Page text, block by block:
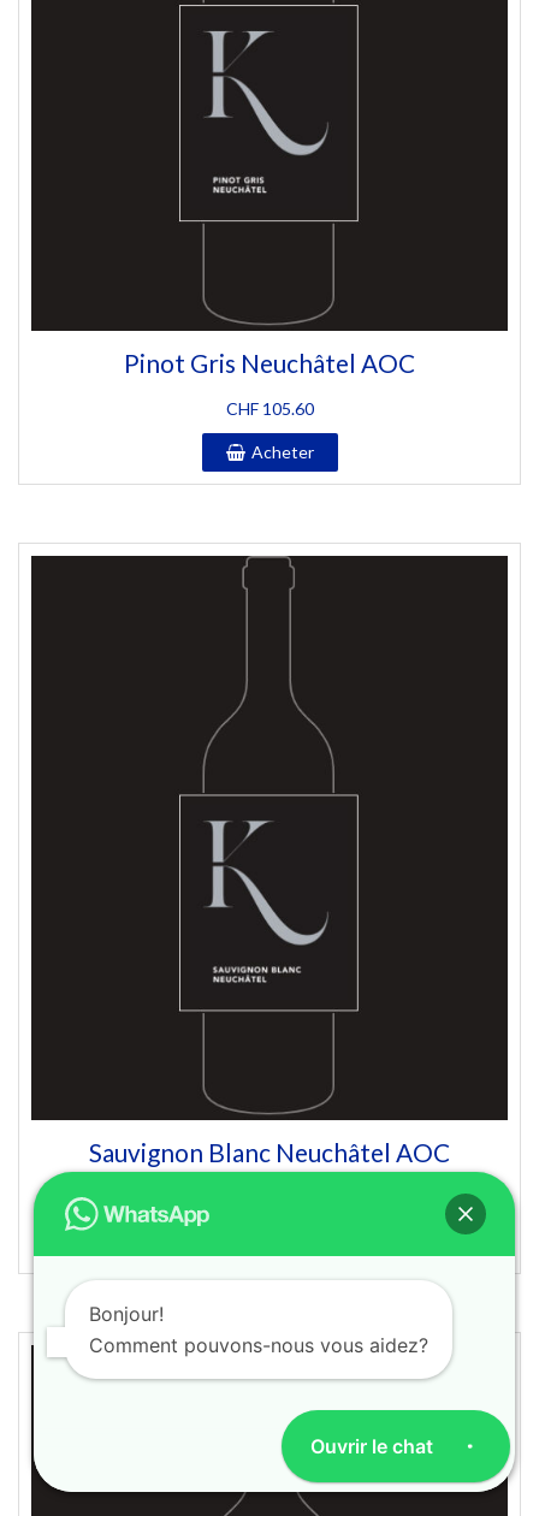
Pinot Gris Neuchâtel AOC
CHF105.60
Acheter
Sauvignon Blanc Neuchâtel AOC
Bonjour!
Comment pouvons-nous vous aidez?
Ouvrir le chat